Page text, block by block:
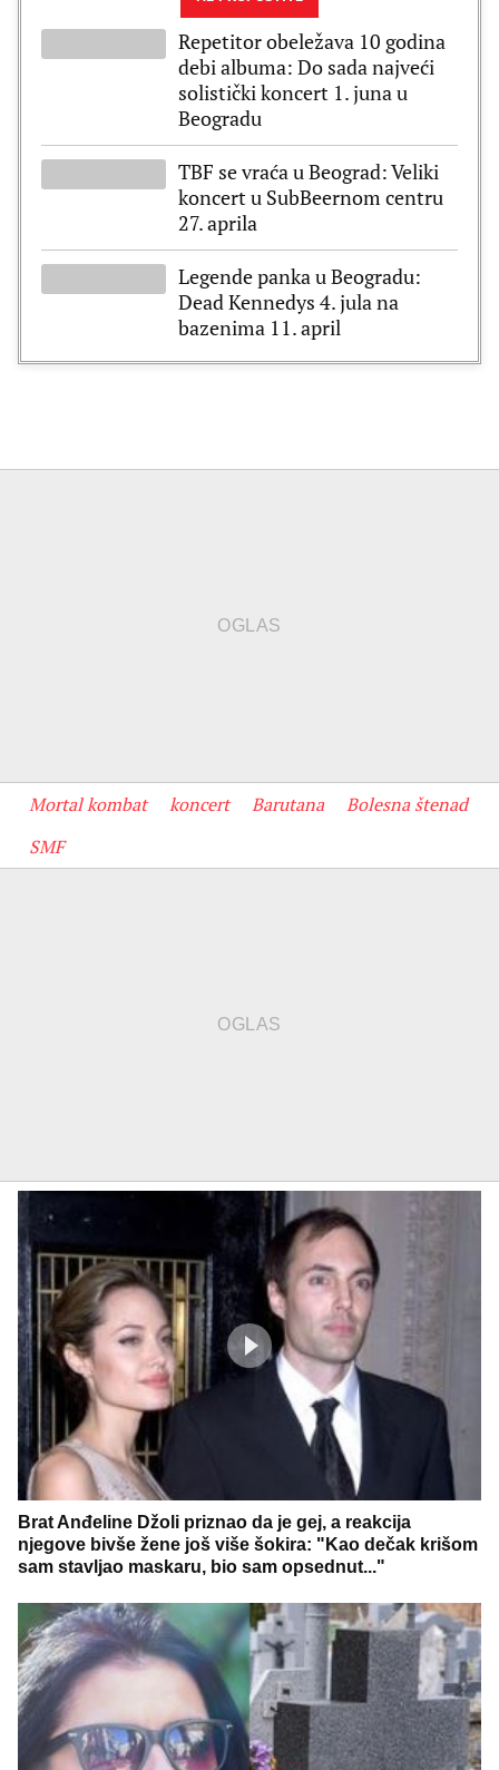
Repetitor obeležava 10 godina
debi albuma: Do sada najveći
solistički koncert 1. juna u
Beogradu
TBF se vraća u Beograd: Veliki
koncert u SubBeernom centru
27. aprila
Legende panka u Beogradu:
Dead Kennedys 4. jula na
bazenima 11. april
Mortal kombat koncert Barutana
Bolesna štenad
SMF
Brat Anđeline Džoli priznao da je gej, a reakcija
njegove bivše žene još više šokira: "Kao dečak krišom
sam stavljao maskaru, bio sam opsednut..."